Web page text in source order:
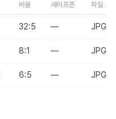
비율 세이프존 파일
32:5 —
8:1 —
6:5 —